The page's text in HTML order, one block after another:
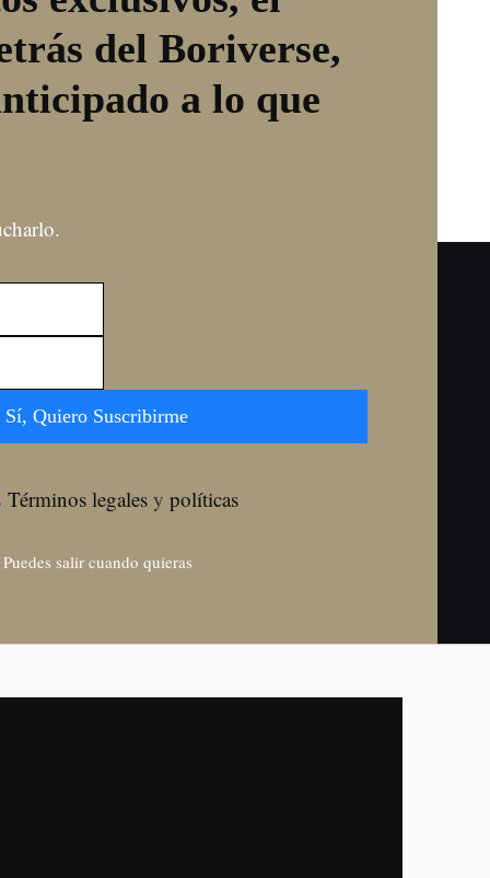
del Boriverse,
a lo que
Sí, Quiero Suscribirme
Términos legales y políticas
salir cuando quieras